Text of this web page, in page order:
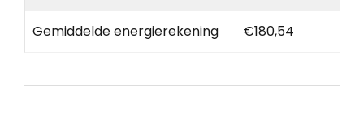
Gemiddelde energierekening €180,54